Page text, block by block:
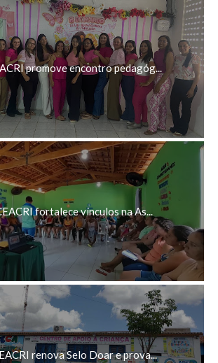
promove encontro pedagóg...
fortalece vínculos na As...
renova Selo Doar e prova...